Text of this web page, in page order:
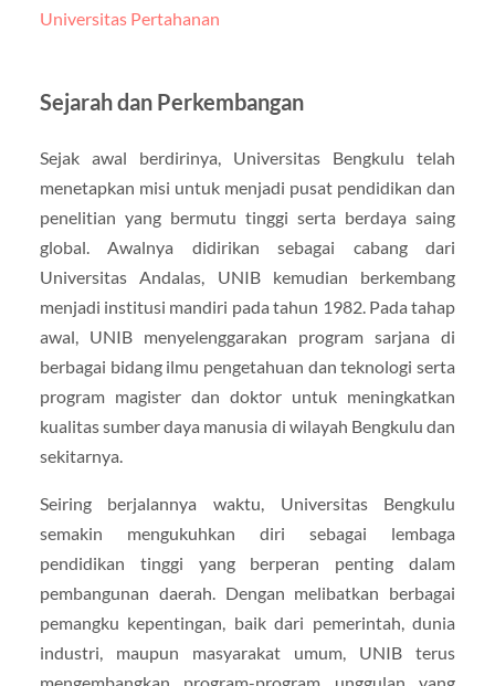
Universitas Pertahanan
Sejarah dan Perkembangan
Sejak awal berdirinya, Universitas Bengkulu telah
menetapkan misi untuk menjadi pusat pendidikan dan
penelitian yang bermutu tinggi serta berdaya saing
global. Awalnya didirikan sebagai cabang dari
Universitas Andalas, UNIB kemudian berkembang
menjadi institusi mandiri pada tahun 1982. Pada tahap
awal, UNIB menyelenggarakan program sarjana di
berbagai bidang ilmu pengetahuan dan teknologi serta
program magister dan doktor untuk meningkatkan
kualitas sumber daya manusia di wilayah Bengkulu dan
sekitarnya.
Seiring berjalannya waktu, Universitas Bengkulu
semakin mengukuhkan diri sebagai lembaga
pendidikan tinggi yang berperan penting dalam
pembangunan daerah. Dengan melibatkan berbagai
pemangku kepentingan, baik dari pemerintah, dunia
industri, maupun masyarakat umum, UNIB terus